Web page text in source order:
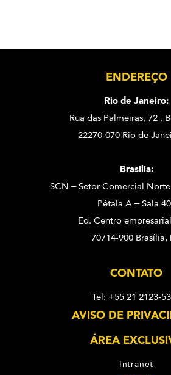
ENDEREÇO
Rio de Janeiro:
Rua das Palmeiras, 72 .
22270-070 Rio de
Brasília:
SCN – Setor Comercial
Pétala A – Sala
Ed. Centro
70714-900 Brasília,
CONTATO
Tel: +55 21 2123-
AVISO DE
ÁREA
Intranet